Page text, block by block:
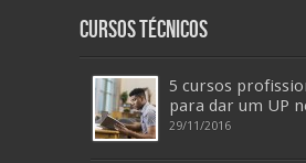
Cursos Técnicos
5 cursos
para dar um UP
29/11/2016